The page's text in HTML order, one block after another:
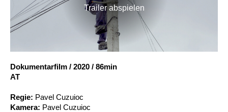
Gutscheine
& Filmpässe
Account
Trailer abspielen
Dokumentarfilm / 2020 / 86min
AT
Regie: Pavel Cuzuioc
Kamera: Pavel Cuzuioc